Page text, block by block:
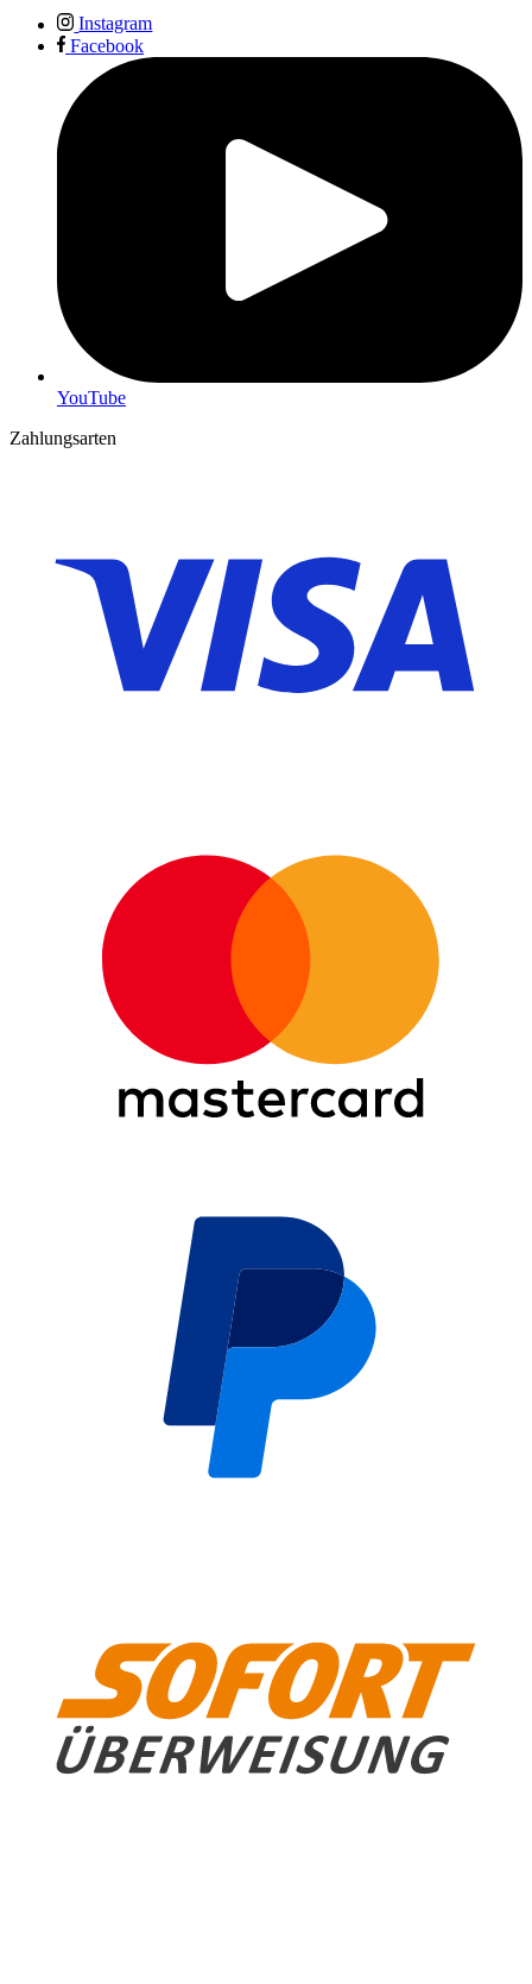
Instagram
Facebook
YouTube
Zahlungsarten